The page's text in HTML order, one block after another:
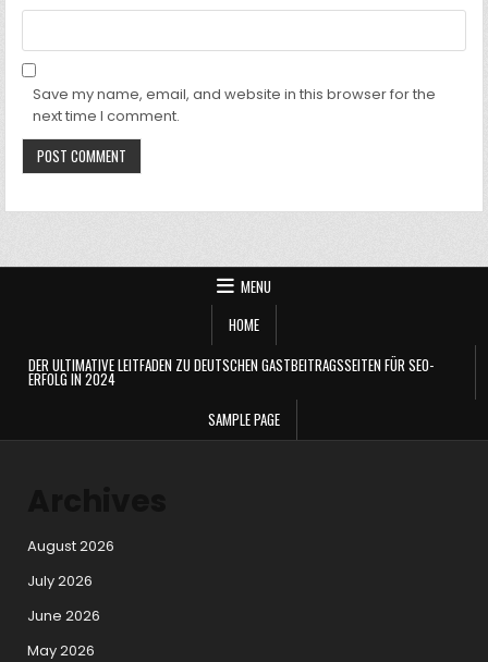
Save my name, email, and website in this browser for the
next time I comment.
MENU
HOME
DER ULTIMATIVE LEITFADEN ZU DEUTSCHEN GASTBEITRAGSSEITEN FÜR SEO-
ERFOLG IN 2024
SAMPLE PAGE
August 2026
July 2026
June 2026
May 2026